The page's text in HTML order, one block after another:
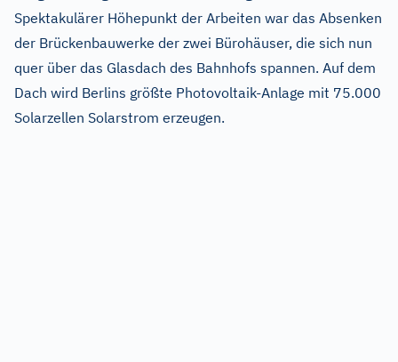
Spektakulärer Höhepunkt der Arbeiten war das Absenken
der Brückenbauwerke der zwei Bürohäuser, die sich nun
quer über das Glasdach des Bahnhofs spannen. Auf dem
Dach wird Berlins größte Photovoltaik-Anlage mit 75.000
Solarzellen Solarstrom erzeugen.